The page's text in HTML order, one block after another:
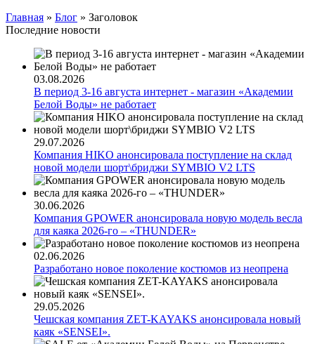
Главная » Блог » Заголовок
Последние новости
03.08.2026
В период 3-16 августа интернет - магазин «Академии
Белой Воды» не работает
29.07.2026
Компания HIKO анонсировала поступление на склад
новой модели шорт\бриджи SYMBIO V2 LTS
30.06.2026
Компания GPOWER анонсировала новую модель весла
для каяка 2026-го – «THUNDER»
02.06.2026
Разработано новое поколение костюмов из неопрена
29.05.2026
Чешская компания ZET-KAYAKS анонсировала новый
каяк «SENSEI».